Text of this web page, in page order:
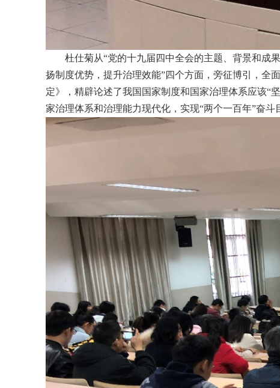
杜仕菊从“党的十九届四中全会的主题、背景和成
扬制度优势，提升治理效能”四个方面，旁征博引，全
定》，精辟论述了我国国家制度和国家治理体系应该“
家治理体系和治理能力现代化，实现“两个一百年”奋